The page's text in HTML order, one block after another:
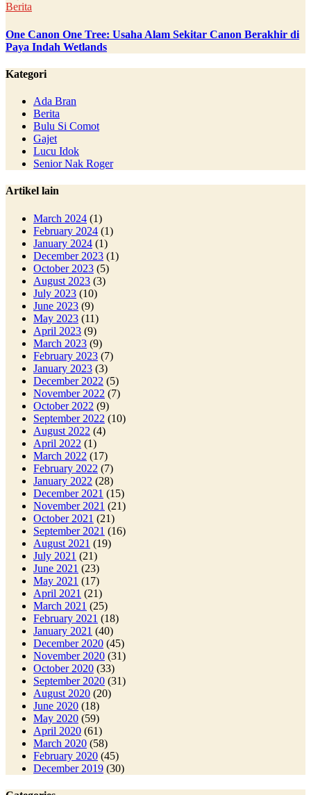
Berita
One Canon One Tree: Usaha Alam Sekitar Canon Berakhir di
Paya Indah Wetlands
Kategori
Ada Bran
Berita
Bulu Si Comot
Gajet
Lucu Idok
Senior Nak Roger
Artikel lain
March 2024 (1)
February 2024 (1)
January 2024 (1)
December 2023 (1)
October 2023 (5)
August 2023 (3)
July 2023 (10)
June 2023 (9)
May 2023 (11)
April 2023 (9)
March 2023 (9)
February 2023 (7)
January 2023 (3)
December 2022 (5)
November 2022 (7)
October 2022 (9)
September 2022 (10)
August 2022 (4)
April 2022 (1)
March 2022 (17)
February 2022 (7)
January 2022 (28)
December 2021 (15)
November 2021 (21)
October 2021 (21)
September 2021 (16)
August 2021 (19)
July 2021 (21)
June 2021 (23)
May 2021 (17)
April 2021 (21)
March 2021 (25)
February 2021 (18)
January 2021 (40)
December 2020 (45)
November 2020 (31)
October 2020 (33)
September 2020 (31)
August 2020 (20)
June 2020 (18)
May 2020 (59)
April 2020 (61)
March 2020 (58)
February 2020 (45)
December 2019 (30)